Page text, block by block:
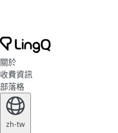
關於
收費資訊
部落格
zh-tw